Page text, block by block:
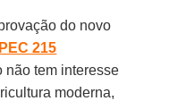
do novo
PEC 215
não tem interesse
moderna,